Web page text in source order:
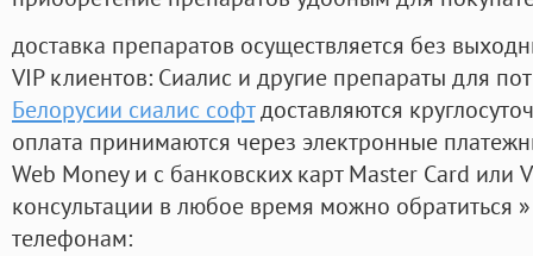
доставка препаратов осуществляется без
VIP клиентов: Сиалис и другие препараты для
Белорусии сиалис софтдоставляются
оплата принимаются через электронные
Web Money и с банковских карт Master Card или
консультации в любое время можно обратиться
телефонам: